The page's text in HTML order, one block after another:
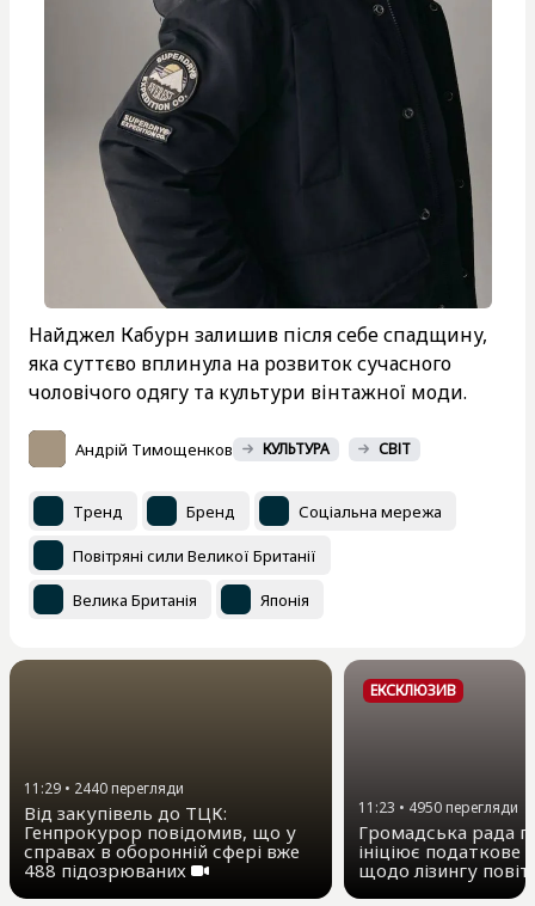
Найджел Кабурн залишив після себе спадщину,
яка суттєво вплинула на розвиток сучасного
чоловічого одягу та культури вінтажної моди.
Андрій Тимощенков КУЛЬТУРА СВІТ
Тренд Бренд Соціальна мережа
Повітряні сили Великої Британії
Велика Британія Японія
11:29 • 2440перегляди
Від закупівель до ТЦК:
Генпрокурор повідомив, що у
справах в оборонній сфері вже
488 підозрюваних
ЕКСКЛЮЗИВ
11:23 • 4950перегляди
Громадська рада
ініціює податкове
щодо лізингу